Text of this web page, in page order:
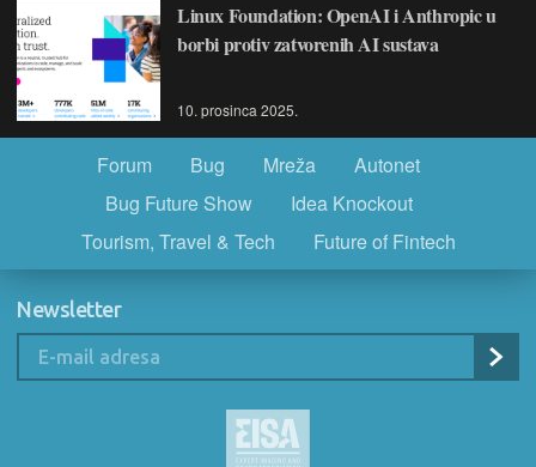
Linux Foundation: OpenAI i Anthropic u
borbi protiv zatvorenih AI sustava
10. prosinca 2025.
Forum Bug Mreža
Autonet
Bug Future Show
Idea Knockout
Tourism, Travel & Tech
Future of Fintech
Newsletter